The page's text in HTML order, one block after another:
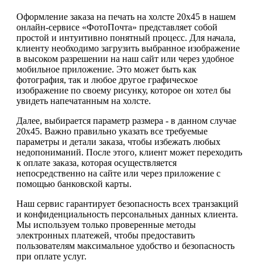
Оформление заказа на печать на холсте 20х45 в нашем
онлайн-сервисе «ФотоПочта» представляет собой
простой и интуитивно понятный процесс. Для начала,
клиенту необходимо загрузить выбранное изображение
в высоком разрешении на наш сайт или через удобное
мобильное приложение. Это может быть как
фотография, так и любое другое графическое
изображение по своему рисунку, которое он хотел бы
увидеть напечатанным на холсте.
Далее, выбирается параметр размера - в данном случае
20х45. Важно правильно указать все требуемые
параметры и детали заказа, чтобы избежать любых
недопониманий. После этого, клиент может переходить
к оплате заказа, которая осуществляется
непосредственно на сайте или через приложение с
помощью банковской карты.
Наш сервис гарантирует безопасность всех транзакций
и конфиденциальность персональных данных клиента.
Мы используем только проверенные методы
электронных платежей, чтобы предоставить
пользователям максимальное удобство и безопасность
при оплате услуг.